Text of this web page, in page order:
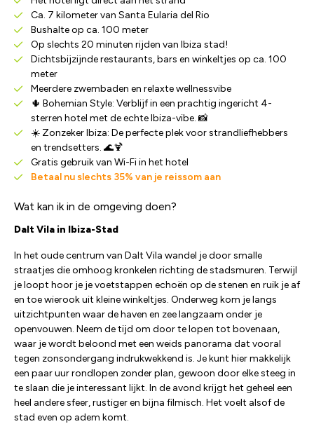
Ca. 7 kilometer van Santa Eularia del Rio
Bushalte op ca. 100 meter
Op slechts 20 minuten rijden van Ibiza stad!
Dichtsbijzijnde restaurants, bars en winkeltjes op ca. 100
meter
Meerdere zwembaden en relaxte wellnessvibe
🌵 Bohemian Style: Verblijf in een prachtig ingericht 4-
sterren hotel met de echte Ibiza-vibe. 📸
☀️ Zonzeker Ibiza: De perfecte plek voor strandliefhebbers
en trendsetters. 🌊🍹
Gratis gebruik van Wi-Fi in het hotel
Betaal nu slechts 35% van je reissom aan
Wat kan ik in de omgeving doen?
Dalt Vila in Ibiza-Stad
In het oude centrum van Dalt Vila wandel je door smalle
straatjes die omhoog kronkelen richting de stadsmuren. Terwijl
je loopt hoor je je voetstappen echoën op de stenen en ruik je af
en toe wierook uit kleine winkeltjes. Onderweg kom je langs
uitzichtpunten waar de haven en zee langzaam onder je
openvouwen. Neem de tijd om door te lopen tot bovenaan,
waar je wordt beloond met een weids panorama dat vooral
tegen zonsondergang indrukwekkend is. Je kunt hier makkelijk
een paar uur rondlopen zonder plan, gewoon door elke steeg in
te slaan die je interessant lijkt. In de avond krijgt het geheel een
heel andere sfeer, rustiger en bijna filmisch. Het voelt alsof de
stad even op adem komt.